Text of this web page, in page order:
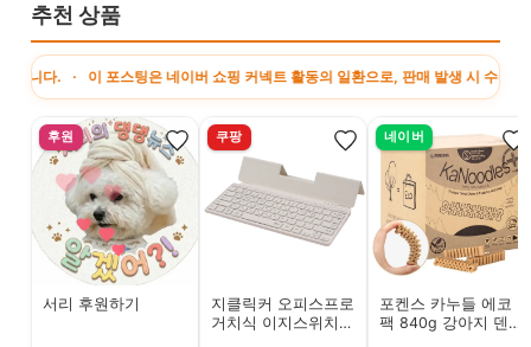
추천 상품
포스팅은 네이버 쇼핑 커넥트 활동의 일환으로, 판매 발생 시 수수료를 제
후원
서리 후원하기
쿠팡
지클릭커 오피스프로
거치식 이지스위치
네이버
포켄스 카누들 에코
팩 840g 강아지 덴탈